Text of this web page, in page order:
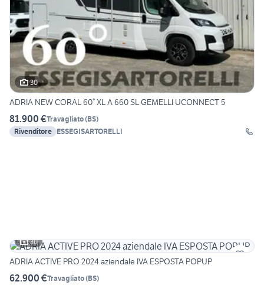
30
ADRIA NEW CORAL 60° XL A 660 SL GEMELLI UCONNECT 5
81.900 €Travagliato(BS)
Rivenditore ESSEGISARTORELLI
30
ADRIA ACTIVE PRO 2024 aziendale IVA ESPOSTA POPUP
62.900 €Travagliato(BS)